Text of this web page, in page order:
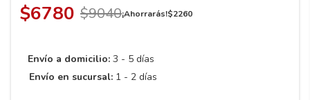
$6780 $9040¡Ahorrarás!$2260
Envío a domicilio: 3 - 5 días
Envío en sucursal: 1 - 2 días